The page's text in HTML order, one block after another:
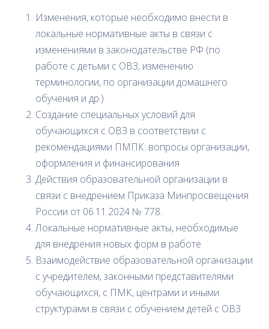
Изменения, которые необходимо внести в
локальные нормативные акты в связи с
изменениями в законодательстве РФ (по
работе с детьми с ОВЗ, изменению
терминологии, по организации домашнего
обучения и др.)
Создание специальных условий для
обучающихся с ОВЗ в соответствии с
рекомендациями ПМПК: вопросы организации,
оформления и финансирования
Действия образовательной организации в
связи с внедрением Приказа Минпросвещения
России от 06.11.2024 № 778.
Локальные нормативные акты, необходимые
для внедрения новых форм в работе
Взаимодействие образовательной организации
с учредителем, законными представителями
обучающихся, с ПМК, центрами и иными
структурами в связи с обучением детей с ОВЗ